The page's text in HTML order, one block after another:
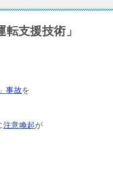
支援技術」
事故を
注意喚起が